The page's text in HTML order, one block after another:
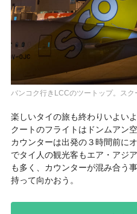
バンコク行きLCCのツートップ。ス
楽しいタイの旅も終わりいよい
クートのフライトはドンムアン
カウンターは出発の３時間前に
でタイ人の観光客もエア・アジ
も多く、カウンターが混み合う
持って向かおう。